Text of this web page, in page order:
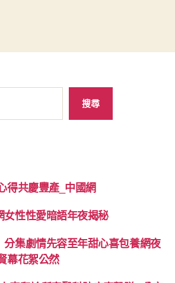
搜尋
得共慶豐產_中國網
性性愛暗語年夜揭秘
分集劇情先容至年甜心喜包養網夜
幕花絮公然